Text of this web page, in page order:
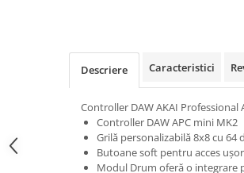
Accesorii de rack
Accesorii echipamente de studio
Controllere MIDI - USB DAW
Controllere monitoare de studio
Convertoare AD/DA
Descriere Caracteristici
Controller DAW AKAI Professional
Controller DAW APC mini MK2
Grilă personalizabilă 8x8 cu 64
Butoane soft pentru acces
Modul Drum oferă o integrare